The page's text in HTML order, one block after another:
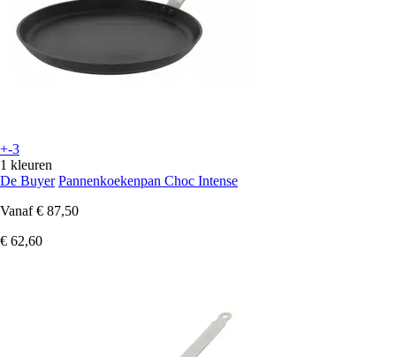
+-3
1 kleuren
De Buyer Pannenkoekenpan Choc Intense
Vanaf € 87,50
€ 62,60